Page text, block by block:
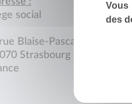
social
Blaise-Pascal
Strasbourg cedex
Vous
des